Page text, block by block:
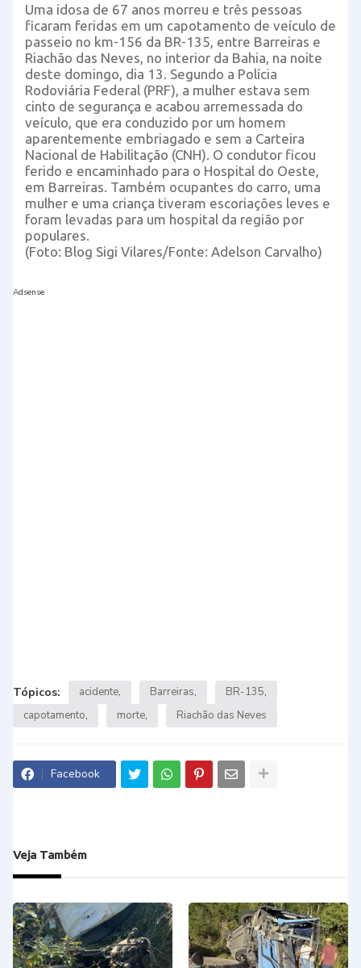
Uma idosa de 67 anos morreu e três pessoas
ficaram feridas em um capotamento de veículo de
passeio no km-156 da BR-135, entre Barreiras e
Riachão das Neves, no interior da Bahia, na noite
deste domingo, dia 13. Segundo a Polícia
Rodoviária Federal (PRF), a mulher estava sem
cinto de segurança e acabou arremessada do
veículo, que era conduzido por um homem
aparentemente embriagado e sem a Carteira
Nacional de Habilitação (CNH). O condutor ficou
ferido e encaminhado para o Hospital do Oeste,
em Barreiras. Também ocupantes do carro, uma
mulher e uma criança tiveram escoriações leves e
foram levadas para um hospital da região por
populares.
(Foto: Blog Sigi Vilares/Fonte: Adelson Carvalho)
Adsense
Tópicos: acidente Barreiras
BR-135
capotamento
morte Riachão das Neves
Facebook
Veja Também